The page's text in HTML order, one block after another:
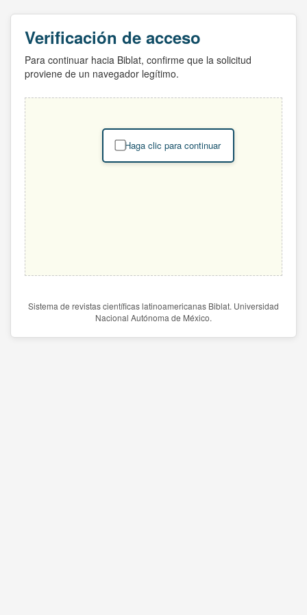
Verificación de acceso
Para continuar hacia Biblat, confirme que la solicitud
proviene de un navegador legítimo.
Haga clic para continuar
Sistema de revistas científicas latinoamericanas Biblat. Universidad
Nacional Autónoma de México.